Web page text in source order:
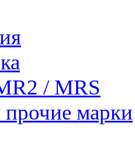
/ MRS
марки